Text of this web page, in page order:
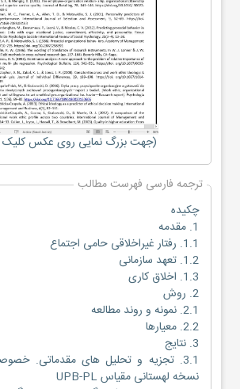
(جهت بزرگ نمایی روی عکس کلیک
ترجمه فارسی فهرست مطالب
چکیده
1. مقدمه
1.1. رفتار غیراخلاقی حامی اجتماع
1.2. تعهد سازمانی
1.3. اخلاق کاری
2. روش
2.1. نمونه و روند مطالعه
2.2. معیارها
3. نتایج
3.1. تجزیه و تحلیل های مقدماتی.
نسخه لهستانی مقیاس UPB-PL